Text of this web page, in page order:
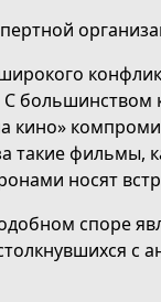
большинством
кино»
такие фильмы,
носят
споре